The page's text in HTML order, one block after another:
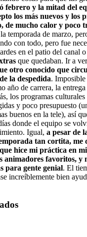
febrero y la mitad del
los más nuevos y los
de mucho calor y poco
temporada de marzo,
con todo, pero fue
en el patio del canal
que quedaban. Ir a
otro conocido que
la despedida. Imposible
año de carrera, la
los programas culturales
y poco presupuesto
buenos en la tele), así
donde el equipo se
Igual, a pesar de
tan cortita, me
hice mi práctica en
animadores favoritos, y
para gente genial. El
increíblemente bien